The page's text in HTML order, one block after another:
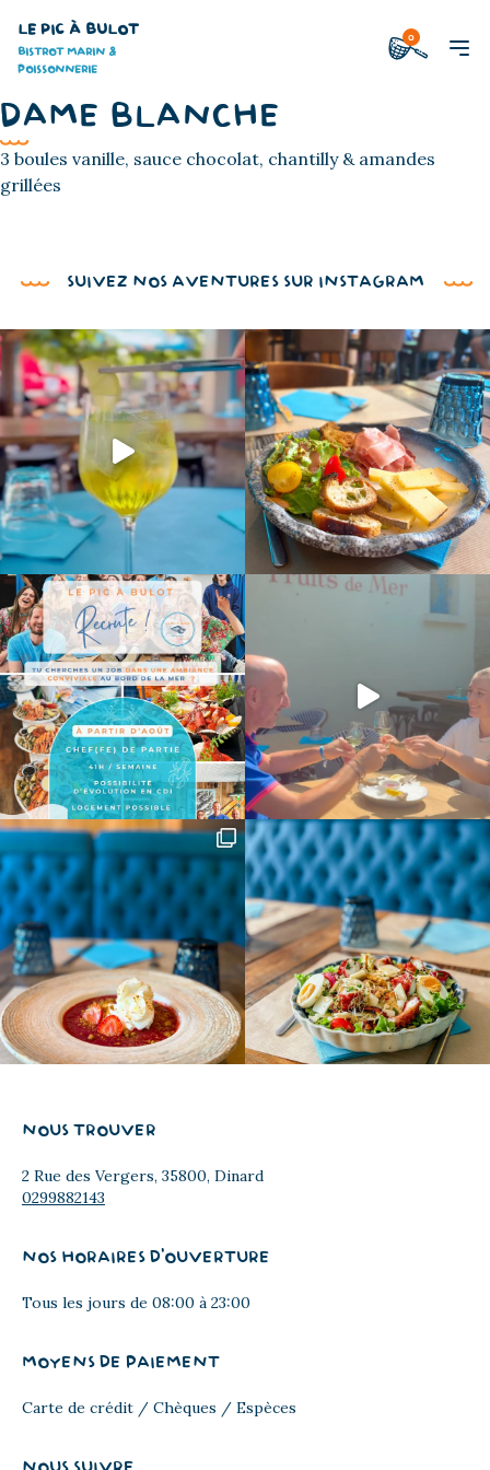
LE PIC À BULOT
BISTROT MARIN &
POISSONNERIE
0
DAME BLANCHE
3 boules vanille, sauce chocolat, chantilly & amandes
grillées
SUIVEZ NOS AVENTURES SUR INSTAGRAM
NOUS TROUVER
2 Rue des Vergers, 35800, Dinard
0299882143
NOS HORAIRES D'OUVERTURE
Tous les jours de 08:00 à 23:00
MOYENS DE PAIEMENT
Carte de crédit / Chèques / Espèces